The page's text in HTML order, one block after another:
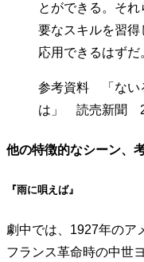
とができる。そ
要なスキルを習得
応用できるはずだ
参考資料 「ない
は」 読売新聞
他の特徴的なシーン、
『雨に唄えば』
劇中では、1927年のア
フランス革命時の中世